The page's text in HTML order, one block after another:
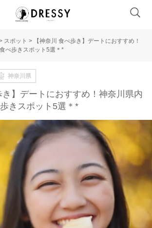
スポット >
【神奈川 食べ歩き】デートにおすすめ！
べ歩きスポット5選＊*
神奈川県
き】デートにおすすめ！神奈川県内
きスポット5選＊*